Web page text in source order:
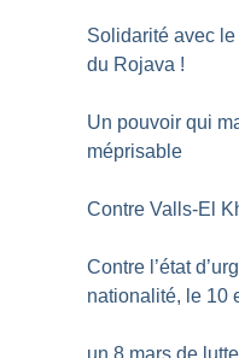
Solidarité avec
du Rojava !
Un pouvoir qui
méprisable
Contre Valls-El
Contre l’état
nationalité, le 10
un 8 mars de